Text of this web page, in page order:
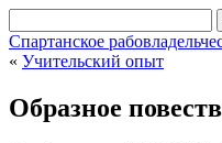
Спартанское
« Учительский опыт
Образное